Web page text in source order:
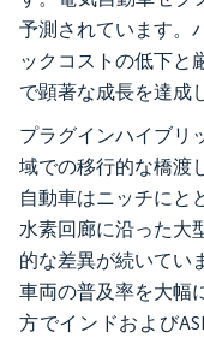
予測されています。
ックコストの低下と
で顕著な成長を達成
プラグインハイブリ
域での移行的な橋渡
自動車はニッチにと
水素回廊に沿った大
的な差異が続いてい
車両の普及率を大幅
方でインドおよび